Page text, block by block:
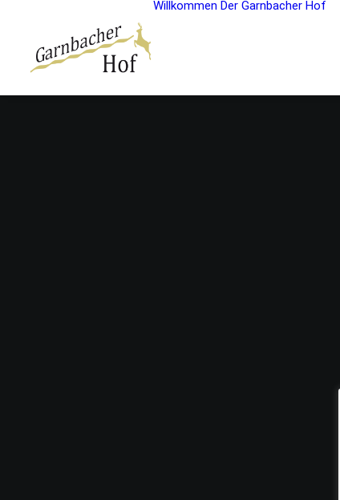
Willkommen Der Garnbacher Hof